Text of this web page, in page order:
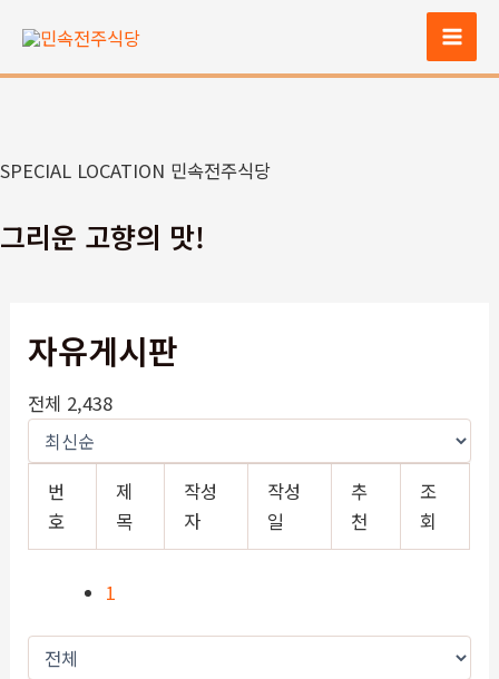
츠
너
기
Main
SPECIAL LOCATION 민속전주식당
그리운 고향의 맛!
자유게시판
전체 2,438
번
호
제
목
작성
자
작성
일
추
천
조
회
1